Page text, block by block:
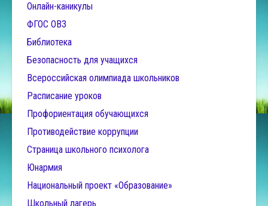
Онлайн-каникулы
ФГОС ОВЗ
Библиотека
Безопасность для учащихся
Всероссийская олимпиада школьников
Расписание уроков
Профориентация обучающихся
Противодействие коррупции
Страница школьного психолога
Юнармия
Национальный проект «Образование»
Школьный лагерь